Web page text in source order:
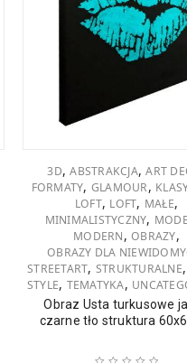
3D,ABSTRAKCJA,ART
FORMATY, GLAMOUR,
LOFT, LOFT, MAŁE,
MINIMALISTYCZNY,
MODERN,OBRAZY,
OBRAZY DLA
STREETART, STRUKTURALNE
STYLE, TEMATYKA,
Obraz Usta turkusowe
czarne tło struktura